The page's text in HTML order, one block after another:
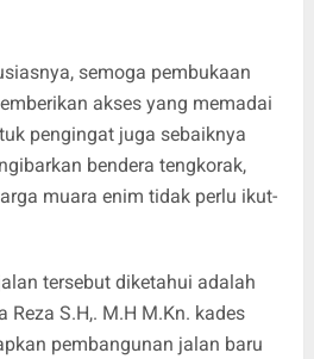
semoga pembukaan
akses yang memadai
pengingat juga sebaiknya
bendera tengkorak,
muara enim tidak perlu ikut-
tersebut diketahui adalah
Reza S.H,. M.H M.Kn. kades
pembangunan jalan baru